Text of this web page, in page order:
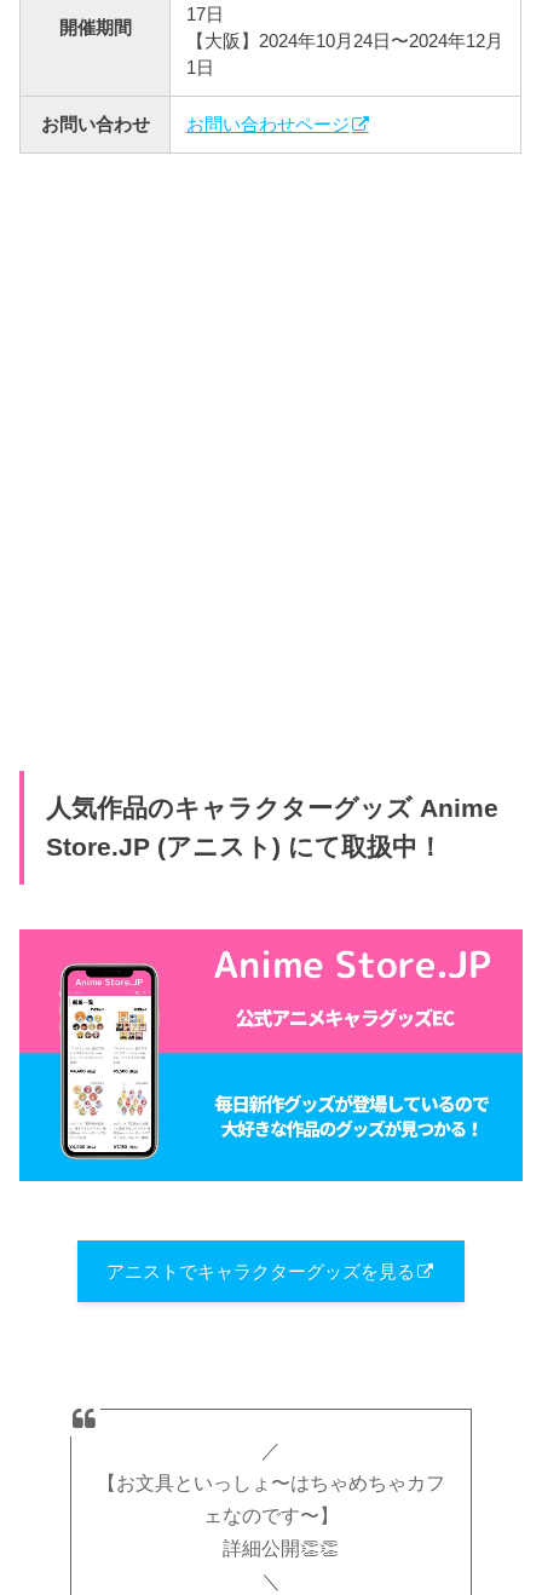
開催期間
17日
【大阪】2024年10月24日〜2024年12月
1日
お問い合わせ お問い合わせページ
人気作品のキャラクターグッズ Anime
Store.JP (アニスト) にて取扱中！
アニストでキャラクターグッズを見る
／
【お文具といっしょ〜はちゃめちゃカフ
ェなのです〜】
詳細公開👏👏
＼